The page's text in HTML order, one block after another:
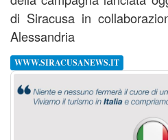
di Siracusa in
Alessandria
WWW.SIRACUSANEWS.IT